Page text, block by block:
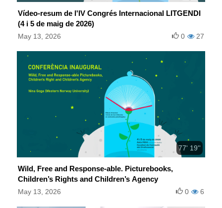
Vídeo-resum de l'IV Congrés Internacional LITGENDI
(4 i 5 de maig de 2026)
May 13, 2026 27
0
77' 19''
Wild, Free and Response-able. Picturebooks,
Children’s Rights and Children’s Agency
May 13, 2026 6
0